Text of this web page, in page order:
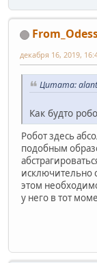
декабря 16, 2019,
Цитата: alant
Как будто
Робот здесь
подобным
исключительно
этом
у него в тот